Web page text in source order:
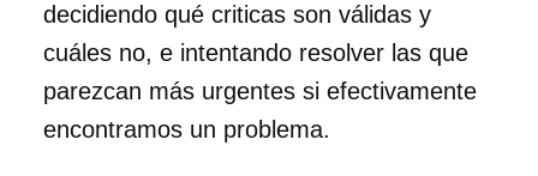
decidiendo qué criticas son válidas y
cuáles no, e intentando resolver las que
parezcan más urgentes si efectivamente
encontramos un problema.